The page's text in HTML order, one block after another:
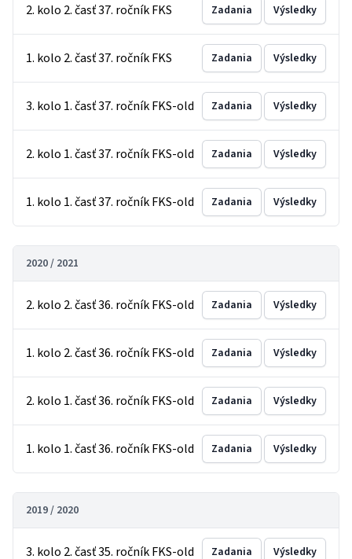
2. kolo 2. časť 37. ročník FKS Zadania Výsledky
1. kolo 2. časť 37. ročník FKS Zadania Výsledky
3. kolo 1. časť 37. ročník FKS-old Zadania Výsledky
2. kolo 1. časť 37. ročník FKS-old Zadania Výsledky
1. kolo 1. časť 37. ročník FKS-old Zadania Výsledky
2020 / 2021
2. kolo 2. časť 36. ročník FKS-old Zadania Výsledky
1. kolo 2. časť 36. ročník FKS-old Zadania Výsledky
2. kolo 1. časť 36. ročník FKS-old Zadania Výsledky
1. kolo 1. časť 36. ročník FKS-old Zadania Výsledky
2019 / 2020
3. kolo 2. časť 35. ročník FKS-old Zadania Výsledky